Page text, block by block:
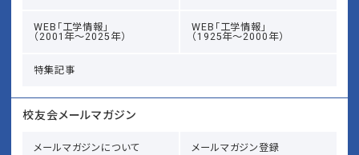
WEB「工学情報」
（2001年～2025年）
WEB「工学情報」
（1925年～2000年）
特集記事
校友会メールマガジン
メールマガジンについて メールマガジン登録